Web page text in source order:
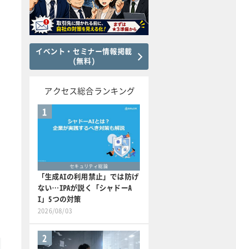
イベント・セミナー情報掲載
(無料)
アクセス総合ランキング
1
セキュリティ総論
「生成AIの利用禁止」では防げ
ない…IPAが説く「シャドーA
I」5つの対策
2026/08/03
2